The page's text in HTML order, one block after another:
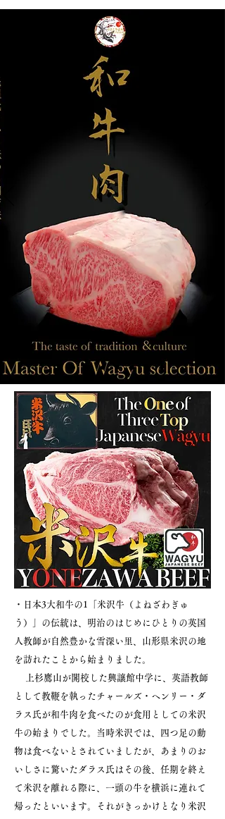
・日本3大和牛の1「米沢牛（よねざわぎゅ
う）」の伝統は、明治のはじめにひとりの英国
人教師が自然豊かな雪深い里、山形県米沢の地
を訪れたことから始まりました。
上杉鷹山が開校した興譲館中学に、英語教師
として教鞭を執ったチャールズ・ヘンリー・ダ
ラス氏が和牛肉を食べたのが食用としての米沢
牛の始まりでした。当時米沢では、四つ足の動
物は食べないとされていましたが、あまりのお
いしさに驚いたダラス氏はその後、任期を終え
て米沢を離れる際に、一頭の牛を横浜に連れて
帰ったといいます。それがきっかけとなり米沢